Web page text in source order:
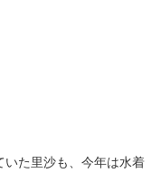
た里沙も、今年は水着